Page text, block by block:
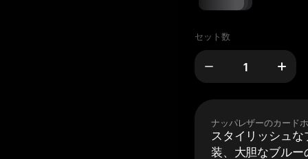
セット数
ナッパレザーのカード
スタイリッシュ
装、大胆なブルー